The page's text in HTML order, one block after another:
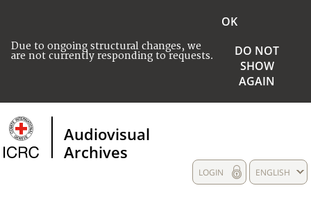
Due to ongoing structural changes, we
are not currently responding to requests.
OK
DO NOT
SHOW
AGAIN
Audiovisual
Archives
ENGLISH
LOGIN